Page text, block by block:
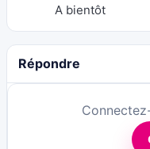
A bientôt
Répondre